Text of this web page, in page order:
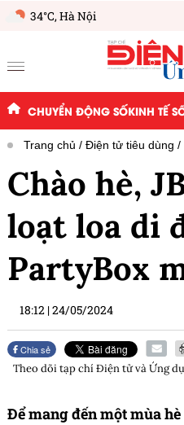
34°C,Hà Nội
CHUYỂN ĐỘNG SỐKINH TẾ
Trang chủ Điện tử tiêu dùng
Chào hè,
loạt loa di
PartyBox
18:12 |24/05/2024
Chia sẻ
Theo dõi tạp chíĐiện tử và Ứng
Để mang đến một mùa